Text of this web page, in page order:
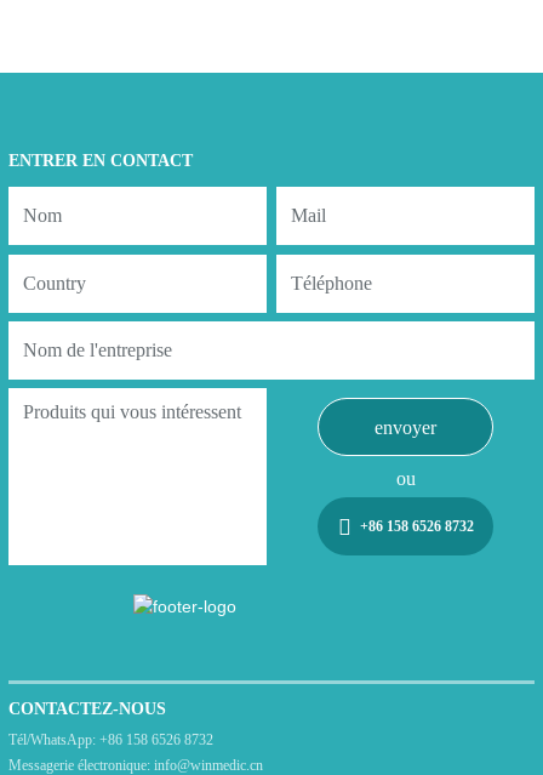
ENTRER EN CONTACT
envoyer
ou
+86 158 6526 8732
CONTACTEZ-NOUS
Tél/WhatsApp: +86 158 6526 8732
Messagerie électronique: info@winmedic.cn